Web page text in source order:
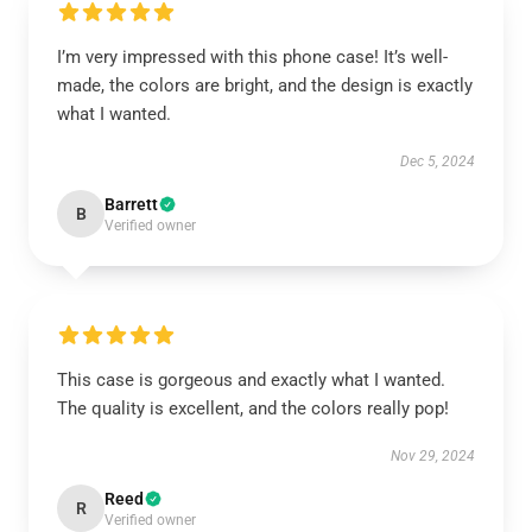
I’m very impressed with this phone case! It’s well-
made, the colors are bright, and the design is exactly
what I wanted.
Dec 5, 2024
B Barrett
Verified owner
This case is gorgeous and exactly what I wanted.
The quality is excellent, and the colors really pop!
Nov 29, 2024
R Reed
Verified owner